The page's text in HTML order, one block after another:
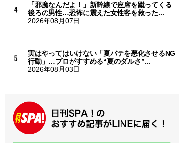
「邪魔なんだよ！」新幹線で座席を蹴ってくる
後ろの男性…恐怖に震えた女性客を救った...
2026年08月07日
実はやってはいけない「夏バテを悪化させるNG
行動」…プロがすすめる“夏のダルさ”...
2026年08月03日